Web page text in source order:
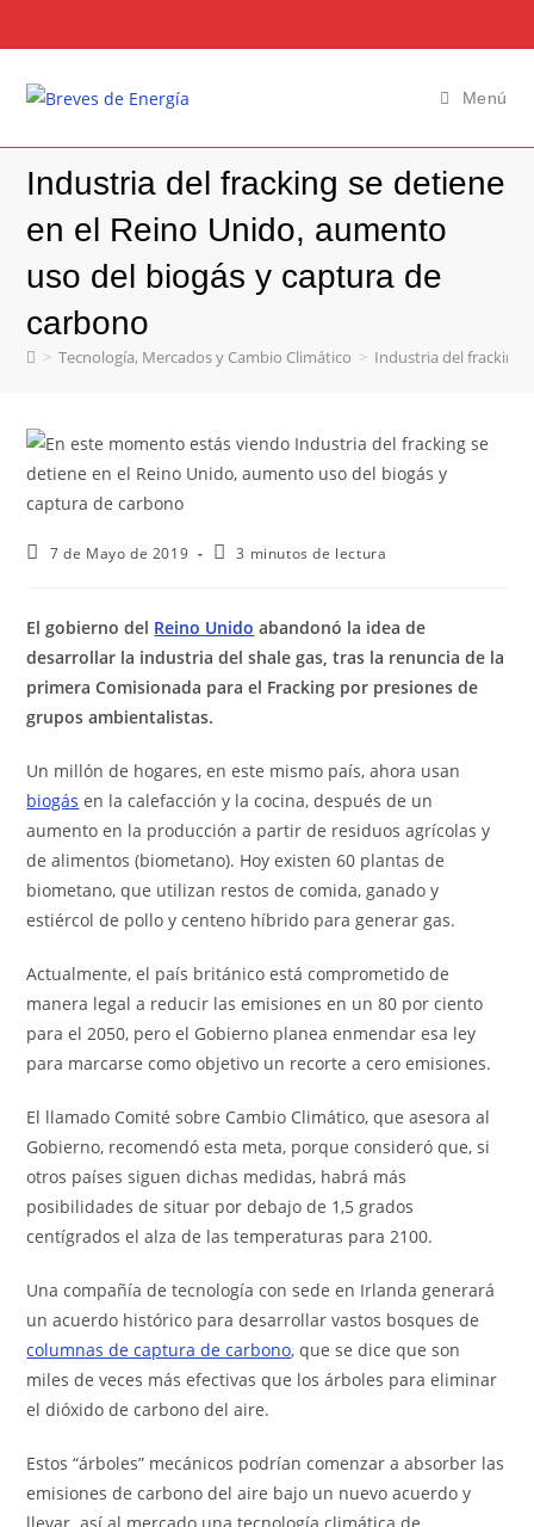
Menú
Industria del fracking se detiene
en el Reino Unido, aumento
uso del biogás y captura de
carbono
> Tecnología, Mercados y Cambio Climático > Industria del fracking
7 de Mayo de 2019 3 minutos de lectura
El gobierno del Reino Unido abandonó la idea de
desarrollar la industria del shale gas, tras la renuncia de la
primera Comisionada para el Fracking por presiones de
grupos ambientalistas.
Un millón de hogares, en este mismo país, ahora usan
biogás en la calefacción y la cocina, después de un
aumento en la producción a partir de residuos agrícolas y
de alimentos (biometano). Hoy existen 60 plantas de
biometano, que utilizan restos de comida, ganado y
estiércol de pollo y centeno híbrido para generar gas.
Actualmente, el país británico está comprometido de
manera legal a reducir las emisiones en un 80 por ciento
para el 2050, pero el Gobierno planea enmendar esa ley
para marcarse como objetivo un recorte a cero emisiones.
El llamado Comité sobre Cambio Climático, que asesora al
Gobierno, recomendó esta meta, porque consideró que, si
otros países siguen dichas medidas, habrá más
posibilidades de situar por debajo de 1,5 grados
centígrados el alza de las temperaturas para 2100.
Una compañía de tecnología con sede en Irlanda generará
un acuerdo histórico para desarrollar vastos bosques de
columnas de captura de carbono, que se dice que son
miles de veces más efectivas que los árboles para eliminar
el dióxido de carbono del aire.
Estos “árboles” mecánicos podrían comenzar a absorber las
emisiones de carbono del aire bajo un nuevo acuerdo y